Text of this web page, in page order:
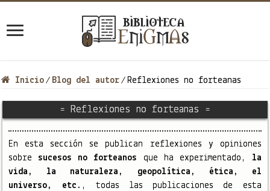
Inicio / Blog del autor / Reflexiones no forteanas
= Reflexiones no forteanas =
En esta sección se publican reflexiones y opiniones
sobre sucesos no forteanos que ha experimentado, la
vida, la naturaleza, geopolítica, ética, el
universo, etc. , todas las publicaciones de esta